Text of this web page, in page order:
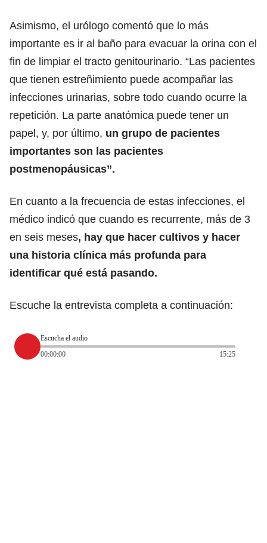
Asimismo, el urólogo comentó que lo más
importante es ir al baño para evacuar la orina con el
fin de limpiar el tracto genitourinario. “Las pacientes
que tienen estreñimiento puede acompañar las
infecciones urinarias, sobre todo cuando ocurre la
repetición. La parte anatómica puede tener un
papel, y, por último, un grupo de pacientes
importantes son las pacientes
postmenopáusicas”.
En cuanto a la frecuencia de estas infecciones, el
médico indicó que cuando es recurrente, más de 3
en seis meses, hay que hacer cultivos y hacer
una historia clínica más profunda para
identificar qué está pasando.
Escuche la entrevista completa a continuación:
Escucha el audio
00:00:00
15:25